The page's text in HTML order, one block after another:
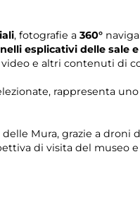
, fotografie a 360°
esplicativi delle sale
e altri contenuti di
rappresenta
Mura, grazie a droni
di visita del museo